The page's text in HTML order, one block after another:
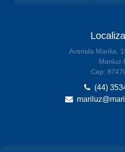
Avenida Marilia,
Mariluz-
Cep:
(44)